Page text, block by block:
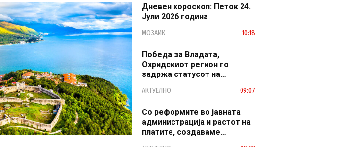
Дневен хороскоп: Петок 24.
Јули 2026 година
МОЗАИК 10:18
Победа за Владата,
Охридскиот регион го
задржа статусот на
наследство
АКТУЕЛНО 09:07
Со реформите во јавната
администрација и растот на
платите, создаваме